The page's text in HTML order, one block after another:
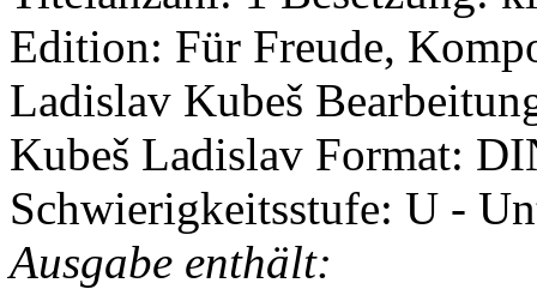
Edition: Für Freude,
Ladislav Kubeš
Kubeš Ladislav Format:
Schwierigkeitsstufe: U -
Ausgabe enthält: